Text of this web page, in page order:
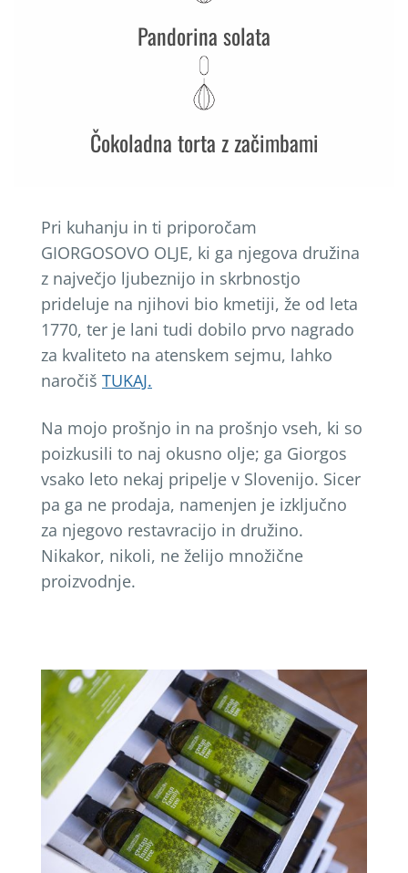
Pandorina solata
Čokoladna torta z začimbami
Pri kuhanju in ti priporočam
GIORGOSOVO OLJE, ki ga njegova družina
z največjo ljubeznijo in skrbnostjo
prideluje na njihovi bio kmetiji, že od leta
1770, ter je lani tudi dobilo prvo nagrado
za kvaliteto na atenskem sejmu, lahko
naročiš TUKAJ.
Na mojo prošnjo in na prošnjo vseh, ki so
poizkusili to naj okusno olje; ga Giorgos
vsako leto nekaj pripelje v Slovenijo. Sicer
pa ga ne prodaja, namenjen je izključno
za njegovo restavracijo in družino.
Nikakor, nikoli, ne želijo množične
proizvodnje.